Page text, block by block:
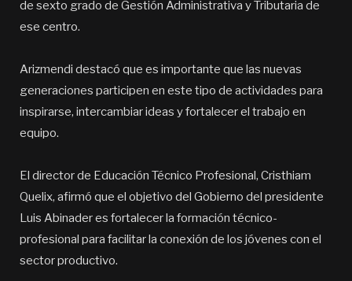
de sexto grado de Gestión Administrativa y Tributaria de
ese centro.
Arizmendi destacó que es importante que las nuevas
generaciones participen en este tipo de actividades para
inspirarse, intercambiar ideas y fortalecer el trabajo en
equipo.
El director de Educación Técnico Profesional, Cristhiam
Quelix, afirmó que el objetivo del Gobierno del presidente
Luis Abinader es fortalecer la formación técnico-
profesional para facilitar la conexión de los jóvenes con el
sector productivo.